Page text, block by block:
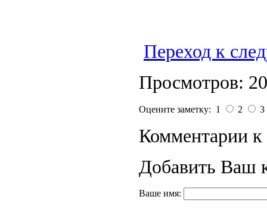
Переход к
Просмотров:
Оцените заметку: 1 2 3
Комментарии к
Добавить Ваш
Ваше имя: